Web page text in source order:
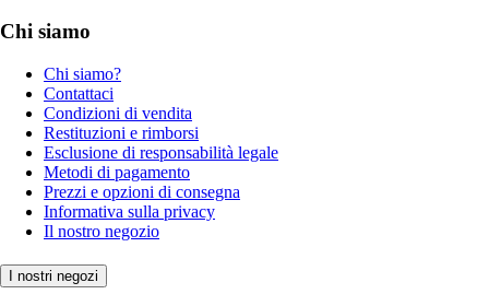
Chi siamo
Chi siamo?
Contattaci
Condizioni di vendita
Restituzioni e rimborsi
Esclusione di responsabilità legale
Metodi di pagamento
Prezzi e opzioni di consegna
Informativa sulla privacy
Il nostro negozio
I nostri negozi